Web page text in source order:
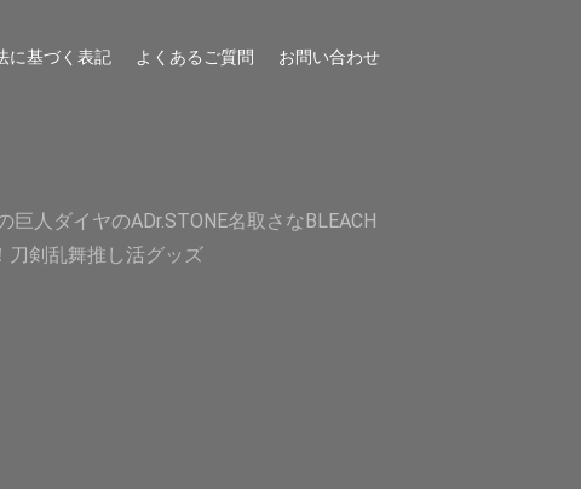
に基づく表記 よくあるご質問 お問い合わせ
巨人 ダイヤのADr.STONE名取さな BLEACH
刀剣乱舞推し活グッズ